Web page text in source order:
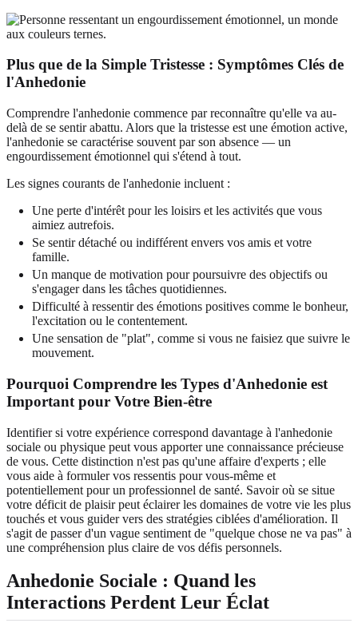
Plus que de la Simple Tristesse : Symptômes Clés de
l'Anhedonie
Comprendre l'anhedonie commence par reconnaître qu'elle va au-
delà de se sentir abattu. Alors que la tristesse est une émotion active,
l'anhedonie se caractérise souvent par son absence — un
engourdissement émotionnel qui s'étend à tout.
Les signes courants de l'anhedonie incluent :
Une perte d'intérêt pour les loisirs et les activités que vous
aimiez autrefois.
Se sentir détaché ou indifférent envers vos amis et votre
famille.
Un manque de motivation pour poursuivre des objectifs ou
s'engager dans les tâches quotidiennes.
Difficulté à ressentir des émotions positives comme le bonheur,
l'excitation ou le contentement.
Une sensation de "plat", comme si vous ne faisiez que suivre le
mouvement.
Pourquoi Comprendre les Types d'Anhedonie est
Important pour Votre Bien-être
Identifier si votre expérience correspond davantage à l'anhedonie
sociale ou physique peut vous apporter une connaissance précieuse
de vous. Cette distinction n'est pas qu'une affaire d'experts ; elle
vous aide à formuler vos ressentis pour vous-même et
potentiellement pour un professionnel de santé. Savoir où se situe
votre déficit de plaisir peut éclairer les domaines de votre vie les plus
touchés et vous guider vers des stratégies ciblées d'amélioration. Il
s'agit de passer d'un vague sentiment de "quelque chose ne va pas" à
une compréhension plus claire de vos défis personnels.
Anhedonie Sociale : Quand les
Interactions Perdent Leur Éclat